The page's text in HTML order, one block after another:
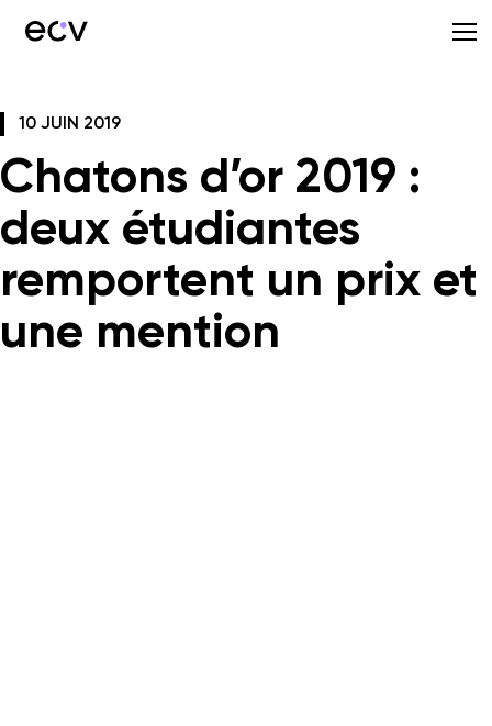
10 JUIN 2019
Chatons d’or 2019 :
deux étudiantes
remportent un prix et
une mention